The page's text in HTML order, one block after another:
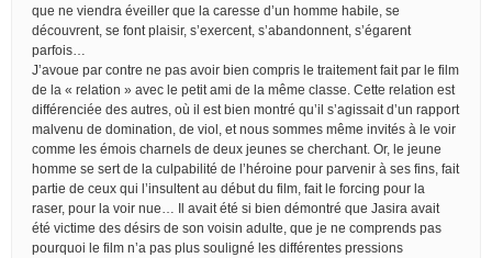
que ne viendra éveiller que la caresse d’un homme habile, se
découvrent, se font plaisir, s’exercent, s’abandonnent, s’égarent
parfois…
J’avoue par contre ne pas avoir bien compris le traitement fait par le film
de la « relation » avec le petit ami de la même classe. Cette relation est
différenciée des autres, où il est bien montré qu’il s’agissait d’un rapport
malvenu de domination, de viol, et nous sommes même invités à le voir
comme les émois charnels de deux jeunes se cherchant. Or, le jeune
homme se sert de la culpabilité de l’héroine pour parvenir à ses fins, fait
partie de ceux qui l’insultent au début du film, fait le forcing pour la
raser, pour la voir nue… Il avait été si bien démontré que Jasira avait
été victime des désirs de son voisin adulte, que je ne comprends pas
pourquoi le film n’a pas plus souligné les différentes pressions